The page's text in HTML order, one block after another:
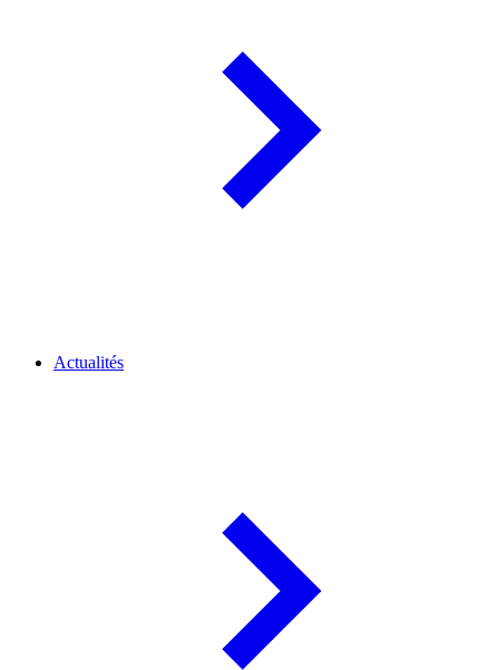
Actualités